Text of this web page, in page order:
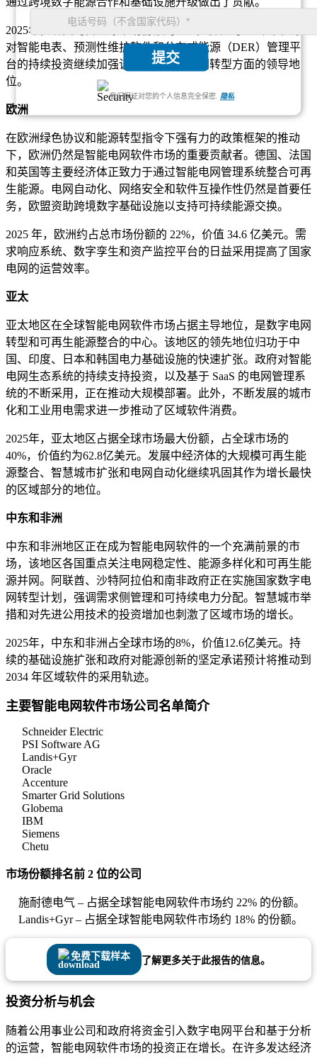
提交
我们保证对您的个人信息完全保密. 隐私
2025年，北美约占全球市场份额的30%，价值约47.1亿美元。
对智能电表、预测性维护软件和分布式能源（DER）管理平
台的持续投资继续加强该地区在数字电网转型方面的领导地
位。
欧洲
在欧洲绿色协议和能源转型指令下强有力的政策框架的推动
下，欧洲仍然是智能电网软件市场的重要贡献者。德国、法国
和英国等主要经济体正致力于通过智能电网管理系统整合可再
生能源。电网自动化、网络安全和软件互操作性仍然是首要任
务，欧盟资助跨境数字基础设施以支持可持续能源交换。
2025 年，欧洲约占总市场份额的 22%，价值 34.6 亿美元。需
求响应系统、数字孪生和资产监控平台的日益采用提高了国家
电网的运营效率。
亚太
亚太地区在全球智能电网软件市场占据主导地位，是数字电网
转型和可再生能源整合的中心。该地区的领先地位归功于中
国、印度、日本和韩国电力基础设施的快速扩张。政府对智能
电网生态系统的持续支持投资，以及基于 SaaS 的电网管理系
统的不断采用，正在推动大规模部署。此外，不断发展的城市
化和工业用电需求进一步推动了区域软件消费。
2025年，亚太地区占据全球市场最大份额，占全球市场的
40%，价值约为62.8亿美元。发展中经济体的大规模可再生能
源整合、智慧城市扩张和电网自动化继续巩固其作为增长最快
的区域部分的地位。
中东和非洲
中东和非洲地区正在成为智能电网软件的一个充满前景的市
场，该地区各国重点关注电网稳定性、能源多样化和可再生能
源并网。阿联酋、沙特阿拉伯和南非政府正在实施国家数字电
网转型计划，强调需求侧管理和可持续电力分配。智慧城市举
措和对先进公用技术的投资增加也刺激了区域市场的增长。
2025年，中东和非洲占全球市场的8%，价值12.6亿美元。持
续的基础设施扩张和政府对能源创新的坚定承诺预计将推动到
2034 年区域软件的采用轨迹。
主要智能电网软件市场公司名单简介
Schneider Electric
PSI Software AG
Landis+Gyr
Oracle
Accenture
Smarter Grid Solutions
Globema
IBM
Siemens
Chetu
市场份额排名前 2 位的公司
施耐德电气 – 占据全球智能电网软件市场约 22% 的份额。
Landis+Gyr – 占据全球智能电网软件市场约 18% 的份额。
免费下载样本 了解更多关于此报告的信息。
投资分析与机会
随着公用事业公司和政府将资金引入数字电网平台和基于分析
的运营，智能电网软件市场的投资正在增长。在许多发达经济